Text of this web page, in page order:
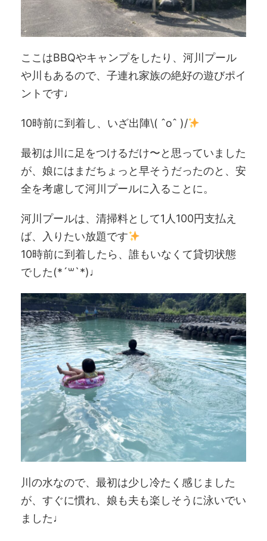
ここはBBQやキャンプをしたり、河川プール
や川もあるので、子連れ家族の絶好の遊びポイ
ントです♩
10時前に到着し、いざ出陣\( ˆoˆ )/
最初は川に足をつけるだけ〜と思っていました
が、娘にはまだちょっと早そうだったのと、安
全を考慮して河川プールに入ることに。
河川プールは、清掃料として1人100円支払え
ば、入りたい放題です
10時前に到着したら、誰もいなくて貸切状態
でした(*´꒳`*)♩
川の水なので、最初は少し冷たく感じました
が、すぐに慣れ、娘も夫も楽しそうに泳いでい
ました♩